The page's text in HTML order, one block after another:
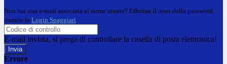
Non hai una e-mail associata al nome utente? Effettua il reset della password
tramite la Login Spaggiari
E-mail inviata, si prega di controllare la casella di posta elettronica!
Errore